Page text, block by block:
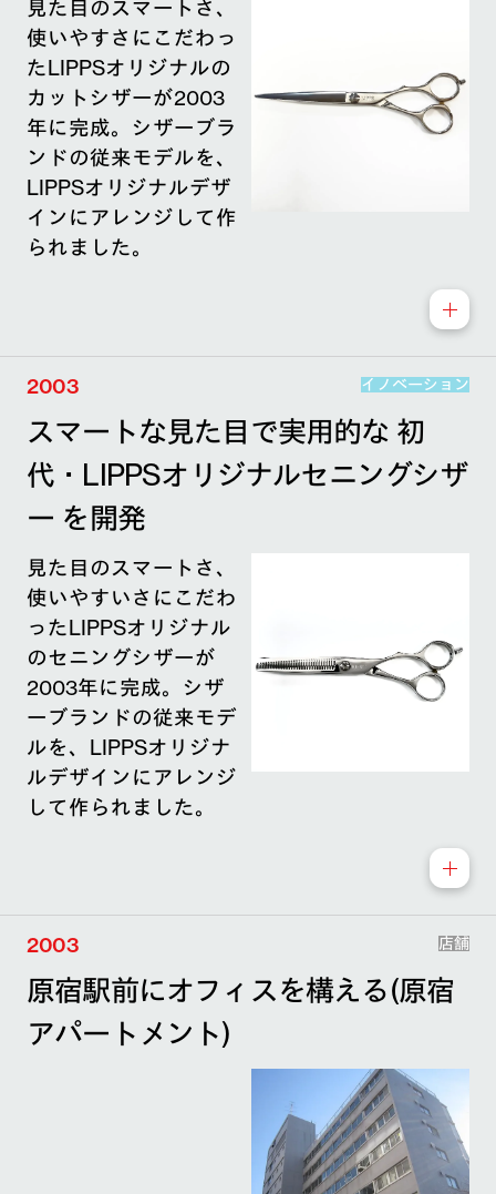
見た目のスマートさ、
使いやすさにこだわっ
たLIPPSオリジナルの
カットシザーが2003
年に完成。シザーブラ
ンドの従来モデルを、
LIPPSオリジナルデザ
インにアレンジして作
られました。
2003 イノベーション
スマートな見た目で実用的な 初
代・LIPPSオリジナルセニングシザ
ー を開発
見た目のスマートさ、
使いやすいさにこだわ
ったLIPPSオリジナル
のセニングシザーが
2003年に完成。シザ
ーブランドの従来モデ
ルを、LIPPSオリジナ
ルデザインにアレンジ
して作られました。
2003 店舗
原宿駅前にオフィスを構える(原宿
アパートメント)